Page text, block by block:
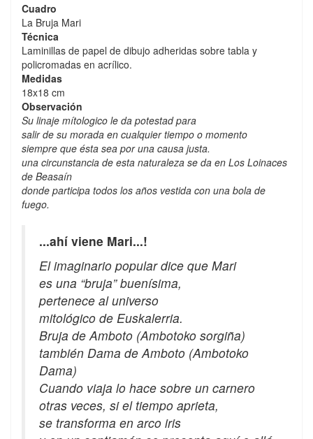
Cuadro
La Bruja Mari
Técnica
Laminillas de papel de dibujo adheridas sobre tabla y
policromadas en acrílico.
Medidas
18x18 cm
Observación
Su linaje mítologico le da potestad para
salir de su morada en cualquier tiempo o momento
siempre que ésta sea por una causa justa.
una circunstancia de esta naturaleza se da en Los Loinaces
de Beasaín
donde participa todos los años vestida con una bola de
fuego.
...ahí viene Mari...!
El imaginario popular dice que Mari
es una “bruja” buenísima,
pertenece al universo
mitológico de Euskalerria.
Bruja de Amboto (Ambotoko sorgiña)
también Dama de Amboto (Ambotoko
Dama)
Cuando viaja lo hace sobre un carnero
otras veces, si el tiempo aprieta,
se transforma en arco iris